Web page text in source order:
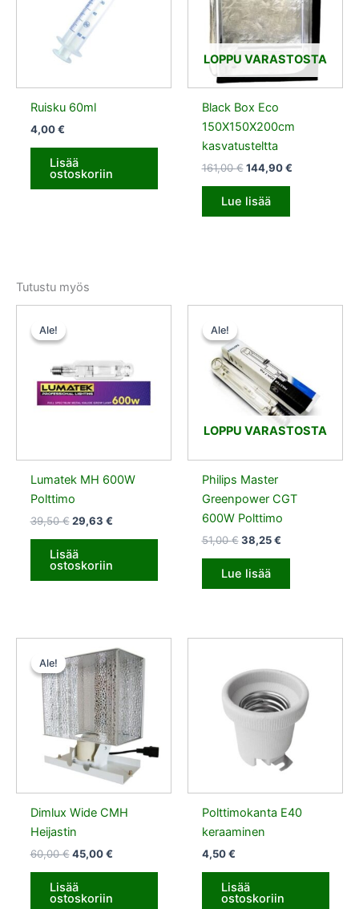
Ruisku 60ml
4,00€
Lisää
ostoskoriin
LOPPU VARASTOSTA
Black Box Eco
150X150X200cm
kasvatusteltta
161,00€ 144,90€
Lue lisää
Tutustu myös
Ale!
Ale!
Lumatek MH 600W
Polttimo
39,50€ 29,63 €
Lisää
ostoskoriin
Ale!
LOPPU VARASTOSTA
Ale!
Philips Master
Greenpower CGT
600W Polttimo
51,00€
oli:
51,00 €.
38,25€
Lue lisää
Ale!
Ale!
Dimlux Wide CMH
Heijastin
60,00€
hinta
oli:
60,00 €.
45,00€
hinta
on:
45,00 €.
Lisää
ostoskoriin
Polttimokanta E40
keraaminen
4,50€
Lisää
ostoskoriin